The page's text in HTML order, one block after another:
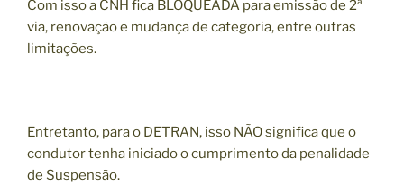
Com isso a CNH fica BLOQUEADA para emissão de 2ª
via, renovação e mudança de categoria, entre outras
limitações.
Entretanto, para o DETRAN, isso NÃO significa que o
condutor tenha iniciado o cumprimento da penalidade
de Suspensão.